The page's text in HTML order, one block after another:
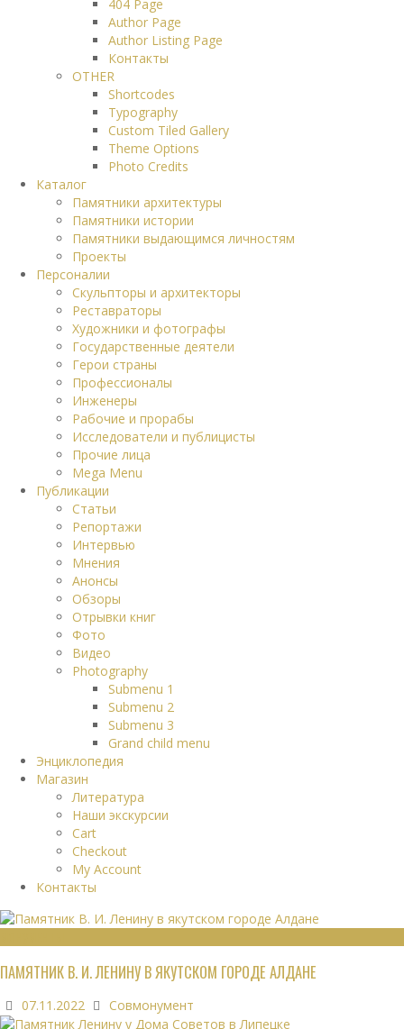
404 Page
Author Page
Author Listing Page
Контакты
OTHER
Shortcodes
Typography
Custom Tiled Gallery
Theme Options
Photo Credits
Каталог
Памятники архитектуры
Памятники истории
Памятники выдающимся личностям
Проекты
Персоналии
Скульпторы и архитекторы
Реставраторы
Художники и фотографы
Государственные деятели
Герои страны
Профессионалы
Инженеры
Рабочие и прорабы
Исследователи и публицисты
Прочие лица
Mega Menu
Публикации
Статьи
Репортажи
Интервью
Мнения
Анонсы
Обзоры
Отрывки книг
Фото
Видео
Photography
Submenu 1
Submenu 2
Submenu 3
Grand child menu
Энциклопедия
Магазин
Литература
Наши экскурсии
Cart
Checkout
My Account
Контакты
ПАМЯТНИК В. И. ЛЕНИНУ В ЯКУТСКОМ ГОРОДЕ АЛДАНЕ
07.11.2022 Совмонумент